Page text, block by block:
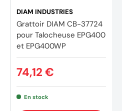
DIAM INDUSTRIES
Grattoir DIAM CB-37724
pour Talocheuse EPG400
et EPG400WP
74,12 €
En stock